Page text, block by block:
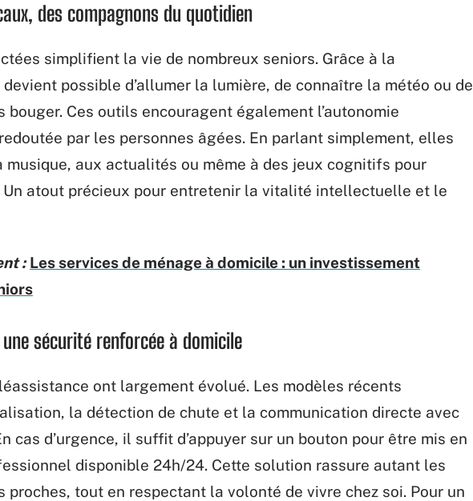
des compagnons du quotidien
simplifient la vie de nombreux seniors. Grâce à la
possible d’allumer la lumière, de connaître la météo ou de
bouger. Ces outils encouragent également l’autonomie
par les personnes âgées. En parlant simplement, elles
musique, aux actualités ou même à des jeux cognitifs pour
Un atout précieux pour entretenir la vitalité intellectuelle et le
: Les services de ménage à domicile : un investissement
sécurité renforcée à domicile
ont largement évolué. Les modèles récents
la détection de chute et la communication directe avec
cas d’urgence, il suffit d’appuyer sur un bouton pour être mis en
disponible 24h/24. Cette solution rassure autant les
proches, tout en respectant la volonté de vivre chez soi. Pour un